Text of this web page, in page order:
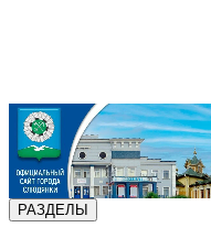
РАЗДЕЛЫ